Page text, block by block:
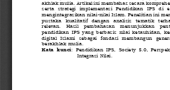
akhlak mulia. Artikel ini membahas secara
serta  strategi  implementasi  Pendidikan  IPS  di
mengintegrasikan nilai-nilai Islam. Penelitian ini
pustaka  kualitatif  dengan  analisis  tematik
relevan.   Hasil   pembahasan   menunjukkan
pendidikan  IPS  yang  berbasis  nilai  ketauhidan,
digital  Islami  sebagai  fondasi  membangun
berakhlak mulia.
Kata  kunci:  Pendidikan  IPS,  Society  5.0,
Integrasi Nilai.